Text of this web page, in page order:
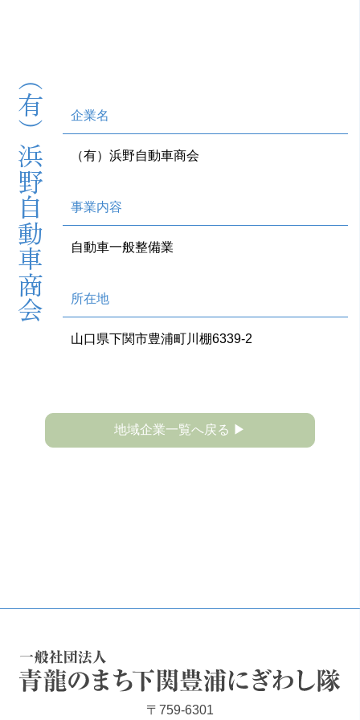
（有）浜野自動車商会 企業名
（有）浜野自動車商会
事業内容
自動車一般整備業
所在地
山口県下関市豊浦町川棚6339-2
地域企業一覧へ戻る ▶
〒759-6301